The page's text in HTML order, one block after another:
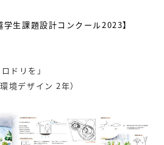
生課題設計コンクール2023】
ドリを」
境デザイン 2年）